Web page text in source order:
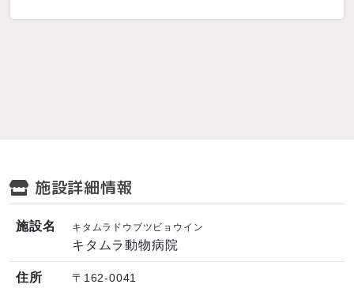
施設詳細情報
施設名 キタムラドウブツビョウイン
キタムラ動物病院
住所 〒162-0041